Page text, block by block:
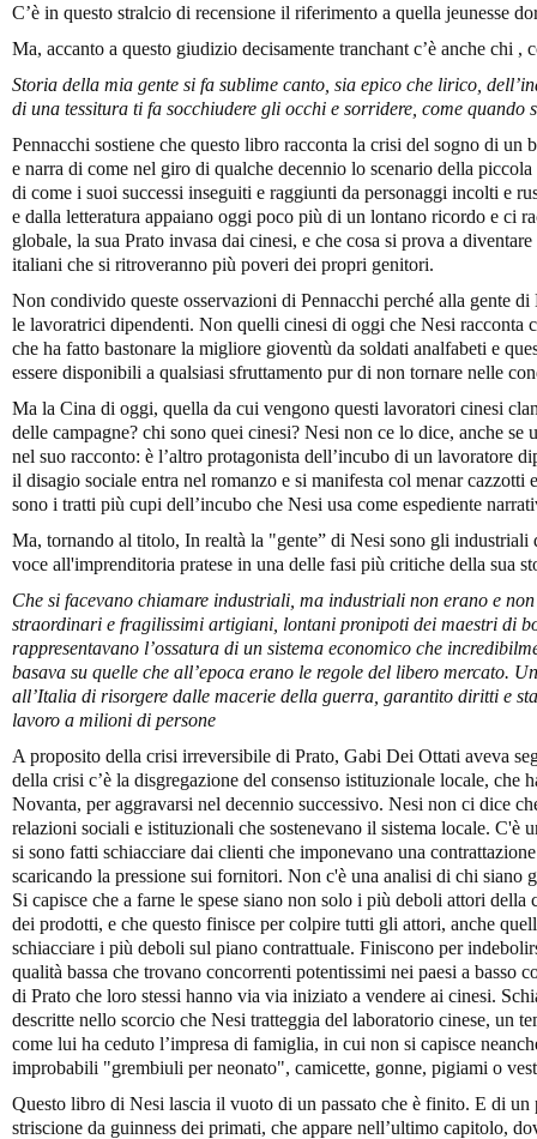
C’è in questo stralcio di recensione il riferimento a quella jeunesse
Ma, accanto a questo giudizio decisamente tranchant c’è anche chi ,
Storia della mia gente si fa sublime canto, sia epico che lirico,
di una tessitura ti fa socchiudere gli occhi e sorridere, come quando
Pennacchi sostiene che questo libro racconta la crisi del sogno di un
e narra di come nel giro di qualche decennio lo scenario della
di come i suoi successi inseguiti e raggiunti da personaggi incolti e
e dalla letteratura appaiano oggi poco più di un lontano ricordo e ci
globale, la sua Prato invasa dai cinesi, e che cosa si prova a
italiani che si ritroveranno più poveri dei propri genitori.
Non condivido queste osservazioni di Pennacchi perché alla gente
le lavoratrici dipendenti. Non quelli cinesi di oggi che Nesi racconta
che ha fatto bastonare la migliore gioventù da soldati analfabeti e
essere disponibili a qualsiasi sfruttamento pur di non tornare nelle
Ma la Cina di oggi, quella da cui vengono questi lavoratori cinesi
delle campagne? chi sono quei cinesi? Nesi non ce lo dice, anche se
nel suo racconto: è l’altro protagonista dell’incubo di un lavoratore
il disagio sociale entra nel romanzo e si manifesta col menar cazzotti
sono i tratti più cupi dell’incubo che Nesi usa come espediente
Ma, tornando al titolo, In realtà la "gente” di Nesi sono gli
voce all'imprenditoria pratese in una delle fasi più critiche della sua
Che si facevano chiamare industriali, ma industriali non erano e
straordinari e fragilissimi artigiani, lontani pronipoti dei maestri di
rappresentavano l’ossatura di un sistema economico che
basava su quelle che all’epoca erano le regole del libero mercato.
all’Italia di risorgere dalle macerie della guerra, garantito diritti e
lavoro a milioni di persone
A proposito della crisi irreversibile di Prato, Gabi Dei Ottati aveva
della crisi c’è la disgregazione del consenso istituzionale locale, che
Novanta, per aggravarsi nel decennio successivo. Nesi non ci dice
relazioni sociali e istituzionali che sostenevano il sistema locale. C'è
si sono fatti schiacciare dai clienti che imponevano una
scaricando la pressione sui fornitori. Non c'è una analisi di chi siano
Si capisce che a farne le spese siano non solo i più deboli attori della
dei prodotti, e che questo finisce per colpire tutti gli attori, anche
schiacciare i più deboli sul piano contrattuale. Finiscono per
qualità bassa che trovano concorrenti potentissimi nei paesi a basso
di Prato che loro stessi hanno via via iniziato a vendere ai cinesi.
descritte nello scorcio che Nesi tratteggia del laboratorio cinese, un
come lui ha ceduto l’impresa di famiglia, in cui non si capisce
improbabili "grembiuli per neonato", camicette, gonne, pigiami o
Questo libro di Nesi lascia il vuoto di un passato che è finito. E di un
striscione da guinness dei primati, che appare nell’ultimo capitolo,